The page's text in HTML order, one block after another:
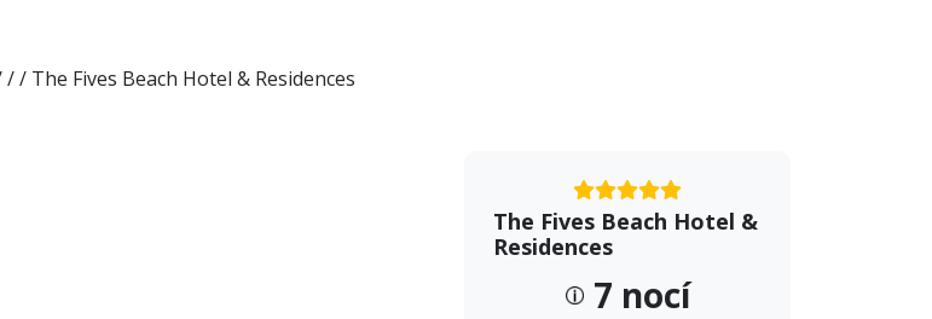
// The Fives Beach Hotel & Residences
The Fives Beach Hotel &
Residences
7 nocí